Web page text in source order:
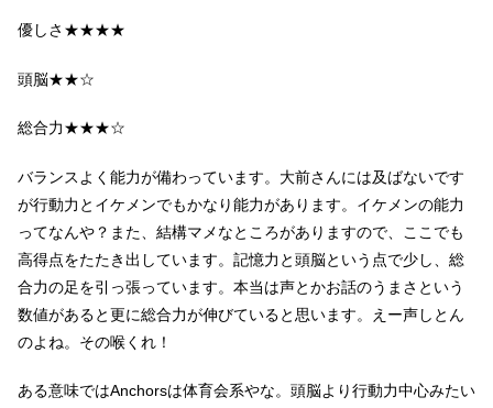
優しさ★★★★
頭脳★★☆
総合力★★★☆
バランスよく能力が備わっています。大前さんには及ばないです
が行動力とイケメンでもかなり能力があります。イケメンの能力
ってなんや？また、結構マメなところがありますので、ここでも
高得点をたたき出しています。記憶力と頭脳という点で少し、総
合力の足を引っ張っています。本当は声とかお話のうまさという
数値があると更に総合力が伸びていると思います。えー声しとん
のよね。その喉くれ！
ある意味ではAnchorsは体育会系やな。頭脳より行動力中心みたい